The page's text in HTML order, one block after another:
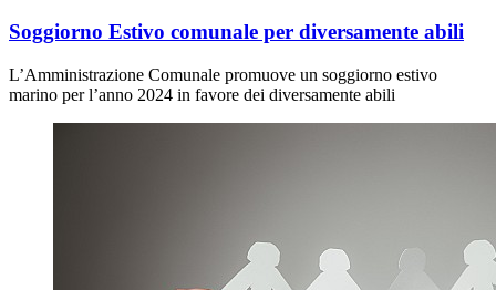
Soggiorno Estivo comunale per diversamente abili
L’Amministrazione Comunale promuove un soggiorno estivo
marino per l’anno 2024 in favore dei diversamente abili